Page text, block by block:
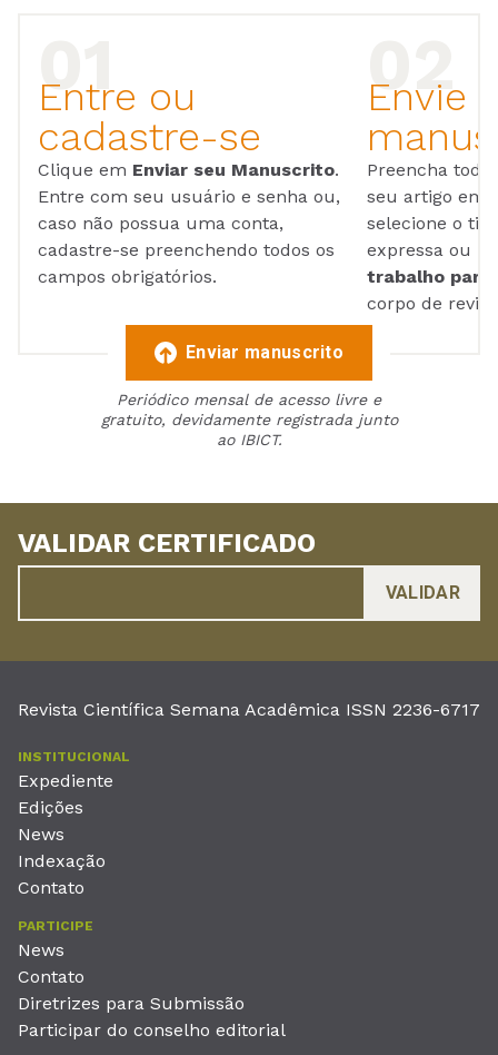
Entre ou
cadastre-se
Clique em Enviar seu Manuscrito.
Entre com seu usuário e senha ou,
caso não possua uma conta,
cadastre-se preenchendo todos os
campos obrigatórios.
Envie
Preencha
seu artigo em
selecione o
expressa ou
trabalho para
corpo de
Enviar manuscrito
Periódico mensal de acesso livre e
gratuito, devidamente registrada junto
ao IBICT.
VALIDAR CERTIFICADO
Revista Científica Semana Acadêmica ISSN 2236-6717
INSTITUCIONAL
Expediente
Edições
News
Indexação
Contato
PARTICIPE
News
Contato
Diretrizes para Submissão
Participar do conselho editorial